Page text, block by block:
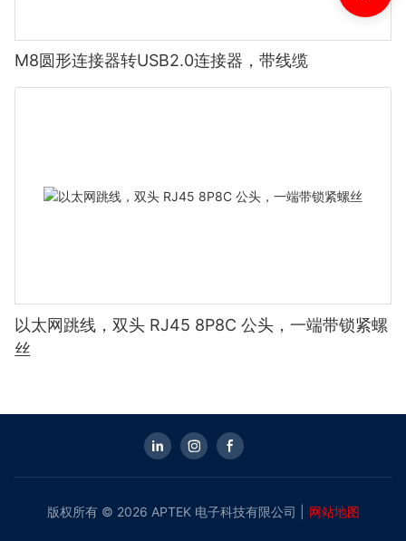
M8圆形连接器转USB2.0连接器，带线缆
以太网跳线，双头 RJ45 8P8C 公头，一端带锁紧螺
丝
版权所有 © 2026 APTEK 电子科技有限公司 | 网站地图